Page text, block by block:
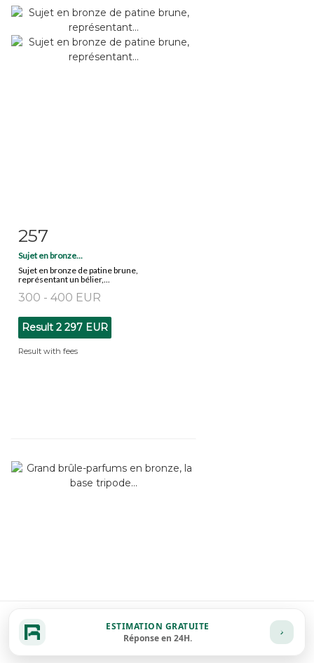
Item detail
257
Sujet en bronze...
Sujet en bronze de patine brune,
représentant un bélier,...
300 - 400 EUR
Result 2 297 EUR
Result with fees
ESTIMATION GRATUITE
Réponse en 24H.